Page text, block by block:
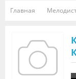
Главная